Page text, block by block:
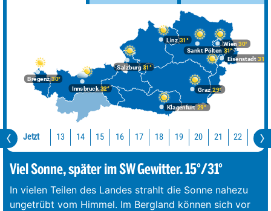
Bregenz30°
Graz29°
Innsbruck32°
Klagenfurt 29°
Linz31°
Salzburg31°
Wien 30°
Eisenstadt 31°
Sankt Pölten 31°
Jetzt 13 14 15 16 17 18 19 20 21 22 23
Viel Sonne, später im SW Gewitter. 15°/31°
In vielen Teilen des Landes strahlt die Sonne nahezu
ungetrübt vom Himmel. Im Bergland können sich vor